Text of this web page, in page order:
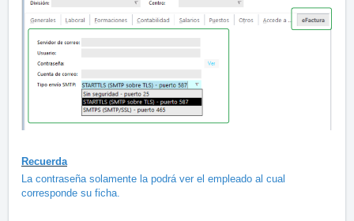
Recuerda
La contraseña solamente la podrá ver el empleado al cual
corresponde su ficha.